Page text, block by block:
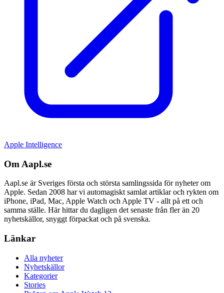
Apple Intelligence
Om Aapl.se
Aapl.se är Sveriges första och största samlingssida för nyheter om
Apple. Sedan 2008 har vi automagiskt samlat artiklar och rykten om
iPhone, iPad, Mac, Apple Watch och Apple TV - allt på ett och
samma ställe. Här hittar du dagligen det senaste från fler än 20
nyhetskällor, snyggt förpackat och på svenska.
Länkar
Alla nyheter
Nyhetskällor
Kategorier
Stories